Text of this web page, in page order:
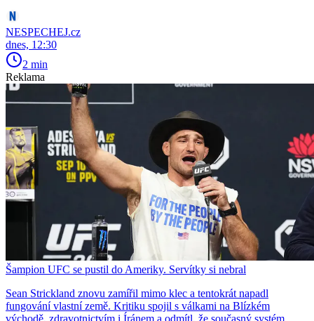
NESPECHEJ.cz
dnes, 12:30
2 min
Reklama
Šampion UFC se pustil do Ameriky. Servítky si nebral
Sean Strickland znovu zamířil mimo klec a tentokrát napadl
fungování vlastní země. Kritiku spojil s válkami na Blízkém